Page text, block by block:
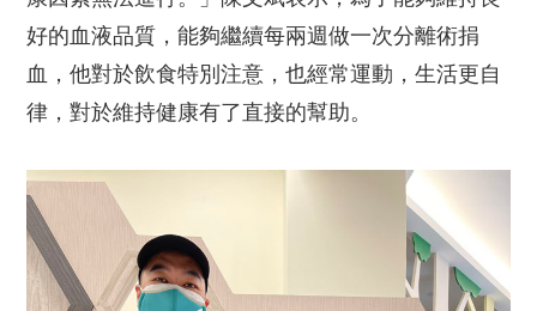
好的血液品質，能夠繼續每兩週做一次分離術捐
血，他對於飲食特別注意，也經常運動，生活更自
律，對於維持健康有了直接的幫助。